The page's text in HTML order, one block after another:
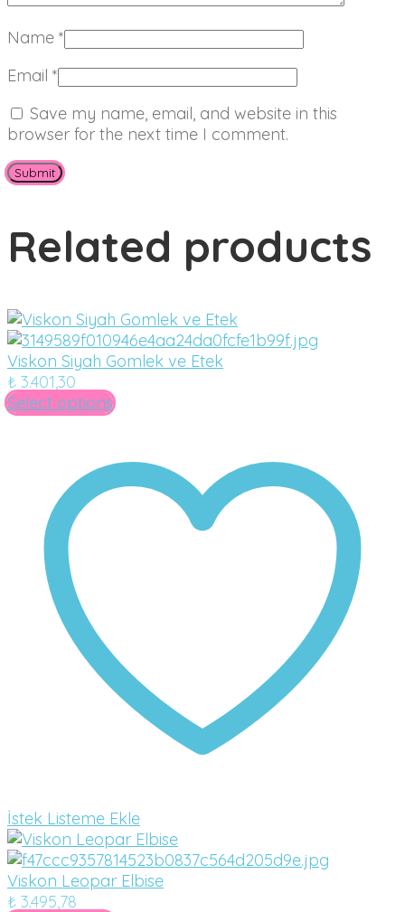
Name *
Email *
Save my name, email, and website in this
browser for the next time I comment.
Related products
Viskon Siyah Gomlek ve Etek
₺ 3.401,30
Select options
İstek Listeme Ekle
Viskon Leopar Elbise
₺ 3.495,78